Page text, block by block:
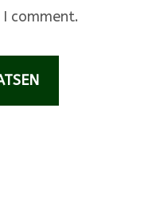
comment.